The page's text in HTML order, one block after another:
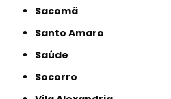
Sacomã
Santo Amaro
Saúde
Socorro